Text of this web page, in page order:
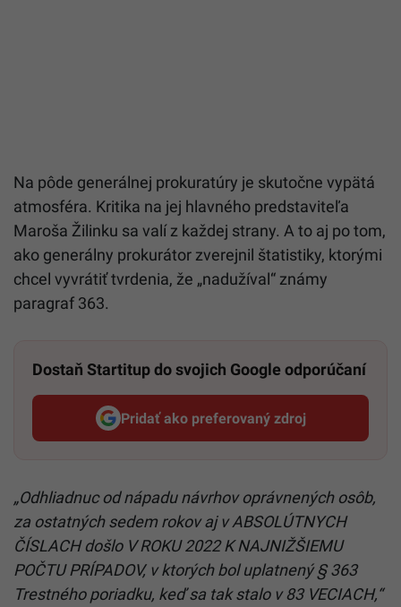
Na pôde generálnej prokuratúry je skutočne vypätá
atmosféra. Kritika na jej hlavného predstaviteľa
Maroša Žilinku sa valí z každej strany. A to aj po tom,
ako generálny prokurátor zverejnil štatistiky, ktorými
chcel vyvrátiť tvrdenia, že „nadužíval“ známy
paragraf 363.
Dostaň Startitup do svojich Google odporúčaní
Pridať ako preferovaný zdroj
Startitup, odkaz sa otvorí v
„Odhliadnuc od nápadu návrhov oprávnených osôb,
za ostatných sedem rokov aj v ABSOLÚTNYCH
ČÍSLACH došlo V ROKU 2022 K NAJNIŽŠIEMU
POČTU PRÍPADOV, v ktorých bol uplatnený § 363
Trestného poriadku, keď sa tak stalo v 83 VECIACH,“